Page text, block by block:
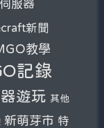
服器
新聞
教學
記錄
遊玩 其他
新萌芽市 特